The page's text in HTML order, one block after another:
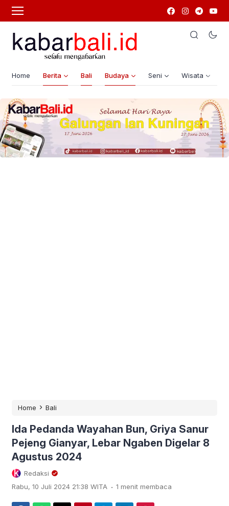
Home Berita Bali Budaya Seni Wisata
Home › Bali
Ida Pedanda Wayahan Bun, Griya Sanur
Pejeng Gianyar, Lebar Ngaben Digelar 8
Agustus 2024
Redaksi
Rabu, 10 Juli 2024 21:38 WITA . 1 menit membaca